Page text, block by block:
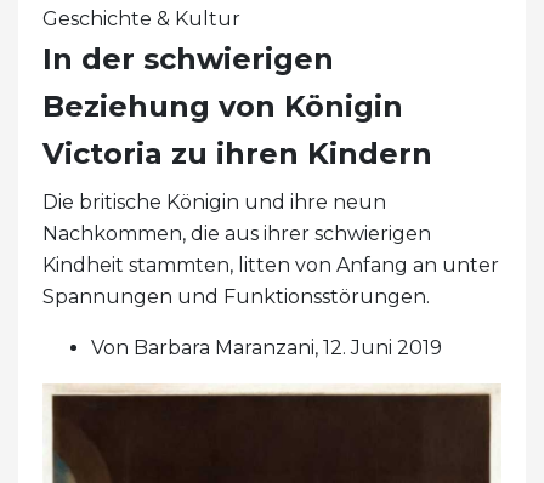
Geschichte & Kultur
In der schwierigen
Beziehung von Königin
Victoria zu ihren Kindern
Die britische Königin und ihre neun
Nachkommen, die aus ihrer schwierigen
Kindheit stammten, litten von Anfang an unter
Spannungen und Funktionsstörungen.
Von Barbara Maranzani, 12. Juni 2019